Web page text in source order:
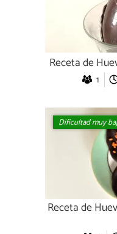
Receta de
1
Dificultad muy
Receta de